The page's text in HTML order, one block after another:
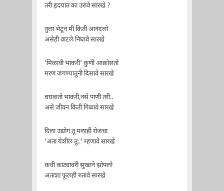
तरी हृदयांत का उरावे सारखे ?
तुला भेटून मी किती आनंदलो
असेही वाटले निघावे सारखे
'मिळावी भाकरी' कुणी आक्रोशतो
मरण जगण्यातुनी दिसावे सारखे
चघळतो भाकरी,नसे पाणी तरी..
असे जीवन किती गिळावे सारखे
दिला उद्योग तू मलाही रोजचा
'अता येशील तू..' म्हणावे सारखे
कधी काट्यावरी सुखाने झोपलो
अताशा फूलही रुतावे सारखे